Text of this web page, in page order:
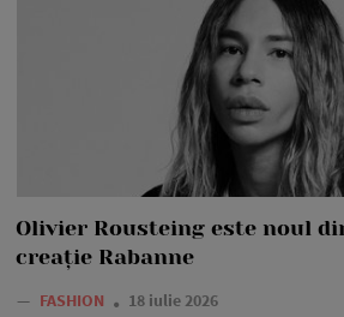
Olivier Rousteing este noul
creație Rabanne
— FASHION 18 iulie 2026